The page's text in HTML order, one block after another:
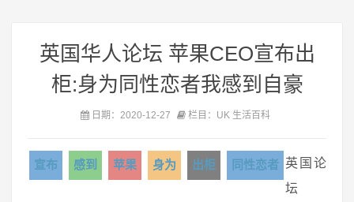
英国华人论坛 苹果CEO宣布出
柜:身为同性恋者我感到自豪
日期：2020-12-27 栏目：UK 生活百科
宣布 感到 苹果 身为 出柜 同性恋者 英国论
坛